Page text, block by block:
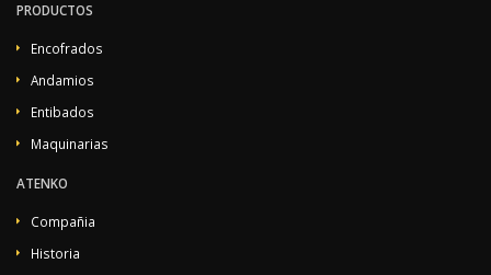
PRODUCTOS
Encofrados
Andamios
Entibados
Maquinarias
ATENKO
Compañia
Historia